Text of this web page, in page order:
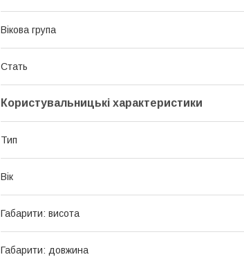
Вікова група
Стать
Користувальницькі характеристики
Тип
Вік
Габарити: висота
Габарити: довжина